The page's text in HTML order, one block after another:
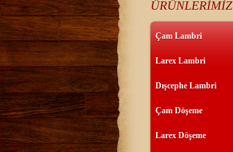
ÜRÜNLERİMİZ
Çam Lambri
Larex Lambri
Dışcephe Lambri
Çam Döşeme
Larex Döşeme